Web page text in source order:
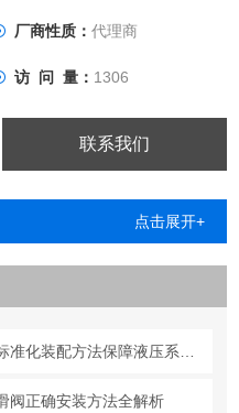
厂商性质： 代理商
访 问 量： 1306
联系我们
点击展开+
严格遵循德国哈威比列溢流阀标准化装配方法保障液压系统压力调控精准可靠
阀正确安装方法全解析